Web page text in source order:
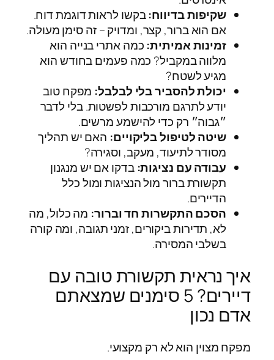
שקיפות בדיווח:בקשו לראות דוגמת דוח.
אם הוא ברור, קצר, ומדויק – זה סימן מעולה.
זמינות אמיתית: כמה אתרי בנייה הוא
מלווה במקביל? כמה פעמים בחודש הוא
מגיע לשטח?
יכולת להסביר בלי לבלבל: מפקח טוב
יודע לתרגם מורכבות לפשטות. בלי לדבר
״גבוה״ רק כדי להישמע מרשים.
שיטה לטיפול בליקויים: האם יש תהליך
מסודר לתיעוד, מעקב, וסגירה?
עבודה עם נציגות: בדקו אם יש מנגנון
תקשורת ברור מול הנציגות ומול כלל
הדיירים.
הסכם התקשרות חד וברור: מה כלול, מה
לא, תדירות ביקורים, זמני תגובה, ומה קורה
בשלבי המסירה.
איך נראית תקשורת טובה עם
דיירים? 5 סימנים שמצאתם
אדם נכון
מפקח מצוין הוא לא רק מקצועי.